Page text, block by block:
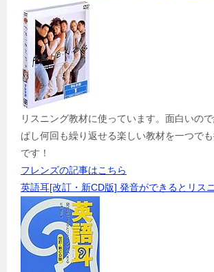
リスニング教材に使っています。面白いの
ぱし何回も繰り返せる楽しい教材を一つで
です！
フレンズの記事はこちら
英語耳[改訂・新CD版] 発音ができるとリス